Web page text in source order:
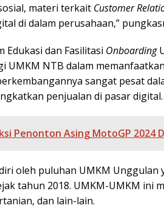
materi terkait Customer
di dalam perusahaan,”
Edukasi dan Fasilitasi Onboarding
UMKM NTB dalam
sangat pesat
penjualan di pasar digital.
Penonton Asing MotoGP 2024
oleh puluhan UMKM Unggulan
tahun 2018. UMKM-UMKM ini
dan lain-lain.